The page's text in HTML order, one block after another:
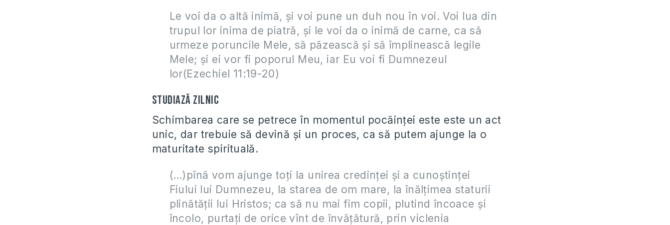
Le voi da o altă inimă, şi voi pune un duh nou în voi. Voi lua din
trupul lor inima de piatră, şi le voi da o inimă de carne, ca să
urmeze poruncile Mele, să păzească şi să împlinească legile
Mele; şi ei vor fi poporul Meu, iar Eu voi fi Dumnezeul
lor(Ezechiel 11:19-20)
Studiază zilnic
Schimbarea care se petrece în momentul pocăinței este este un act
unic, dar trebuie să devină și un proces, ca să putem ajunge la o
maturitate spirituală.
(…)pînă vom ajunge toţi la unirea credinţei şi a cunoştinţei
Fiului lui Dumnezeu, la starea de om mare, la înălţimea staturii
plinătăţii lui Hristos; ca să nu mai fim copii, plutind încoace şi
încolo, purtaţi de orice vînt de învăţătură, prin viclenia